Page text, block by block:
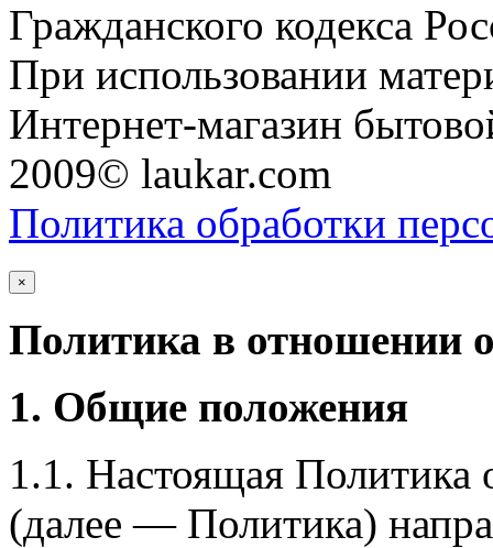
Гражданского кодекса
При использовании
Интернет-магазин
2009© laukar.com
Политика обработки
×
Политика в отношении
1. Общие положения
1.1. Настоящая Политика
(далее — Политика)